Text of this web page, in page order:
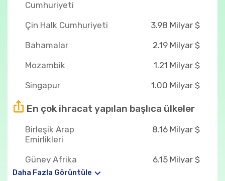
Cumhuriyeti
Çin Halk Cumhuriyeti
3.98 Milyar $
Bahamalar
2.19 Milyar $
Mozambik
1.21 Milyar $
Singapur
1.00 Milyar $
En çok ihracat yapılan başlıca ülkeler
Birleşik Arap
Emirlikleri
8.16 Milyar $
Güney Afrika
Cumhuriyeti
6.15 Milyar $
Daha Fazla Görüntüle